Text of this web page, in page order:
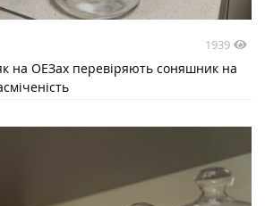
1939
на ОЕЗах перевіряють соняшник на